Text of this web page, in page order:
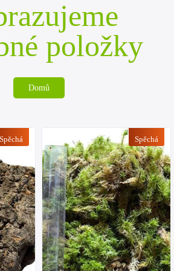
položky
Domů
Spěchá Spěchá